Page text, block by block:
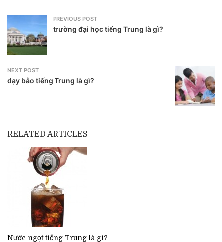
PREVIOUS POST
trường đại học tiếng Trung là gì?
NEXT POST
dạy bảo tiếng Trung là gì?
RELATED ARTICLES
Nước ngọt tiếng Trung là gì?